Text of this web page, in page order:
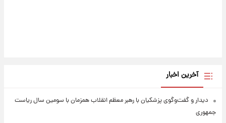
آخرین اخبار
دیدار و گفت‌وگوی پزشکیان با رهبر معظم انقلاب همزمان با سومین سال ریاست
جمهوری